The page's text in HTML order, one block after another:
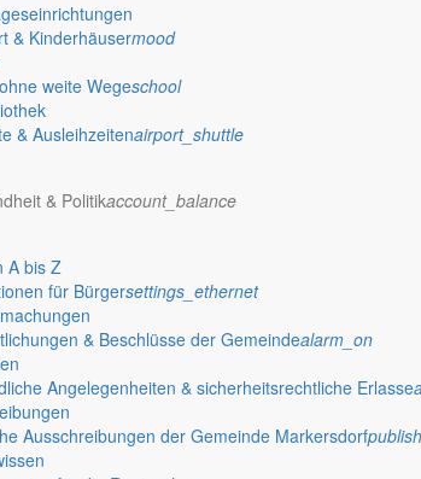
& Kinderhäusermood
weite Wegeschool
& Ausleihzeitenairport_shuttle
& Politikaccount_balance
A bis Z
für Bürgersettings_ethernet
& Beschlüsse der Gemeindealarm_on
Angelegenheiten & sicherheitsrechtliche Erlasse
Ausschreibungen der Gemeinde Markersdorfpublish
Gemeende”, heute stellt das Rathaus
die Wiedergabe von Veröffentlichungen, die amtlich
die Markersdorfer Kirchtürme hinaus und
A bis Z” noch aufgenommen werden sollte!